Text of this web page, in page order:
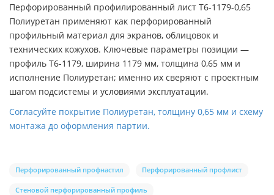
Перфорированный профилированный лист Т6-1179-0,65
Полиуретан применяют как перфорированный
профильный материал для экранов, облицовок и
технических кожухов. Ключевые параметры позиции —
профиль Т6-1179, ширина 1179 мм, толщина 0,65 мм и
исполнение Полиуретан; именно их сверяют с проектным
шагом подсистемы и условиями эксплуатации.
Согласуйте покрытие Полиуретан, толщину 0,65 мм и схему
монтажа до оформления партии.
Перфорированный профнастил Перфорированный профлист
Стеновой перфорированный профиль